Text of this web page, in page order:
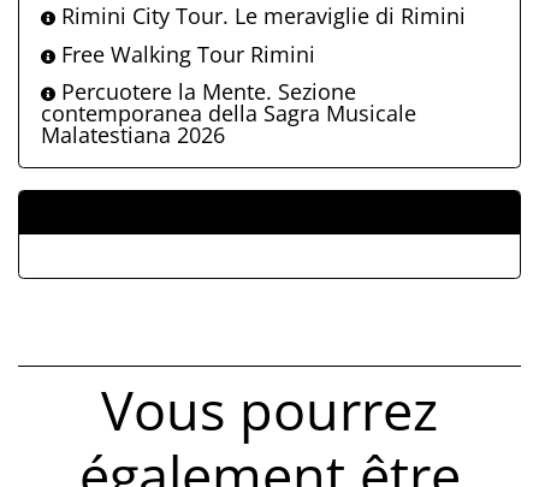
Rimini City Tour. Le meraviglie di Rimini
Free Walking Tour Rimini
Percuotere la Mente. Sezione
contemporanea della Sagra Musicale
Malatestiana 2026
Vous pourrez